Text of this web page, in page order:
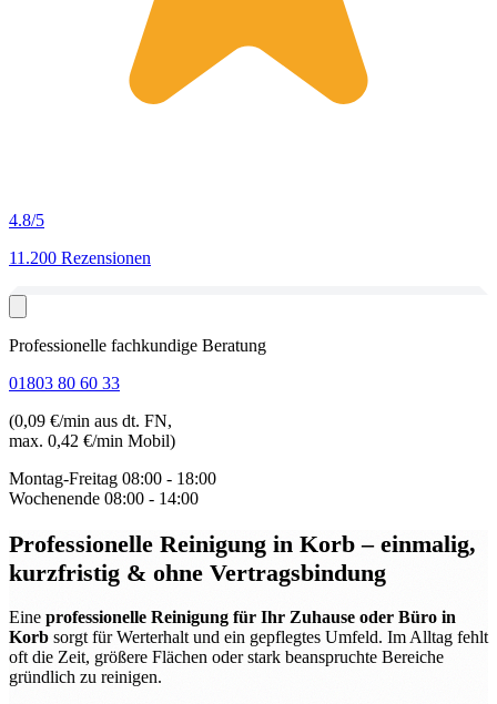
4.8/5
11.200 Rezensionen
Professionelle fachkundige Beratung
01803 80 60 33
(0,09 €/min aus dt. FN,
max. 0,42 €/min Mobil)
Montag-Freitag 08:00 - 18:00
Wochenende 08:00 - 14:00
Professionelle Reinigung in Korb– einmalig,
kurzfristig & ohne Vertragsbindung
Eine professionelle Reinigung für Ihr Zuhause oder Büro in
Korb sorgt für Werterhalt und ein gepflegtes Umfeld. Im Alltag fehlt
oft die Zeit, größere Flächen oder stark beanspruchte Bereiche
gründlich zu reinigen.